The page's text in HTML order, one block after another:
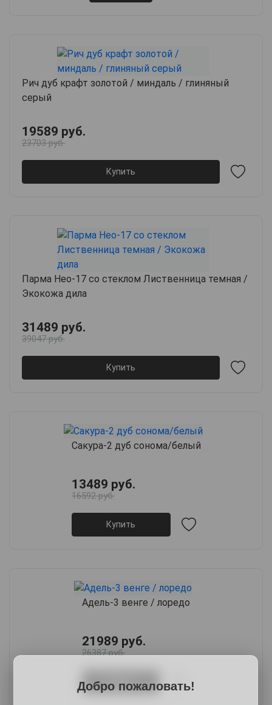
Рич дуб крафт золотой / миндаль / глиняный
серый
19589 руб.
23703 руб.
Купить
Парма Нео-17 со стеклом Лиственница темная /
Экокожа дила
31489 руб.
39047 руб.
Купить
Сакура-2 дуб сонома/белый
13489 руб.
16592 руб.
Купить
Адель-3 венге / лоредо
21989 руб.
26387 руб.
Добро пожаловать!